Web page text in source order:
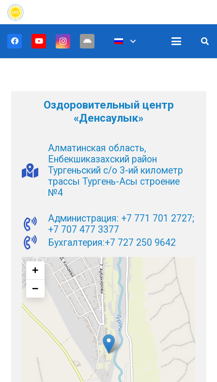
Оздоровительный центр
«Денсаулык»
Алматинская область,
Енбекшиказахский район
Тургеньский с/о 3-ий километр
трассы Тургень-Асы строение
№4
Администрация: +7 771 701 2727;
+7 707 477 3377
Бухгалтерия:+7 727 250 9642
+
−